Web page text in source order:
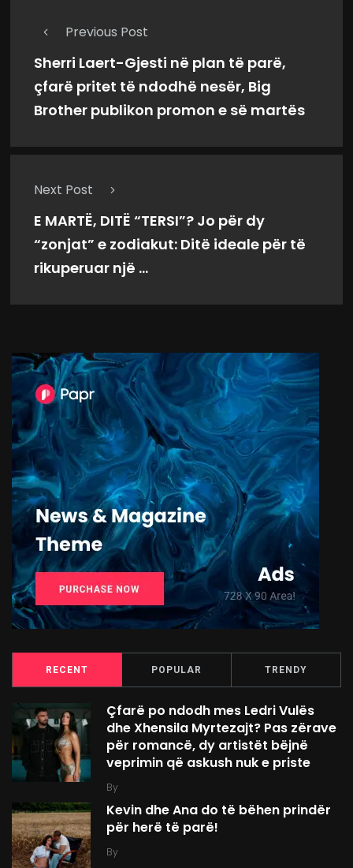
Previous Post
Sherri Laert-Gjesti në plan të parë,
çfarë pritet të ndodhë nesër, Big
Brother publikon promon e së martës
Next Post
E MARTË, DITË “TERSI”? Jo për dy
“zonjat” e zodiakut: Ditë ideale për të
rikuperuar një ...
RECENT POPULAR TRENDY
Çfarë po ndodh mes Ledri Vulës
dhe Xhensila Myrtezajt? Pas zërave
për romancë, dy artistët bëjnë
veprimin që askush nuk e priste
By
Kevin dhe Ana do të bëhen prindër
për herë të parë!
By